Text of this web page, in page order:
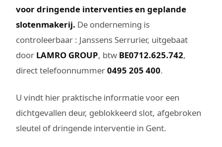
voor dringende interventies en geplande
slotenmakerij. De onderneming is
controleerbaar : Janssens Serrurier, uitgebaat
door LAMRO GROUP, btw BE0712.625.742,
direct telefoonnummer0495 205 400.
U vindt hier praktische informatie voor een
dichtgevallen deur, geblokkeerd slot, afgebroken
sleutel of dringende interventie in Gent.